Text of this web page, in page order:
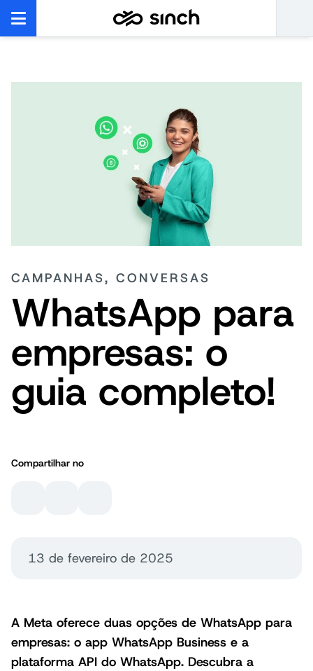
CAMPANHAS, CONVERSAS
WhatsApp para
empresas: o
guia completo!
Compartilhar no
13 de fevereiro de 2025
A Meta oferece duas opções de WhatsApp para
empresas: o app WhatsApp Business e a
plataforma API do WhatsApp. Descubra a